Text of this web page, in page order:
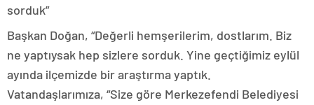
sorduk”
Başkan Doğan, “Değerli hemşerilerim, dostlarım. Biz
ne yaptıysak hep sizlere sorduk. Yine geçtiğimiz eylül
ayında ilçemizde bir araştırma yaptık.
Vatandaşlarımıza, “Size göre Merkezefendi Belediyesi